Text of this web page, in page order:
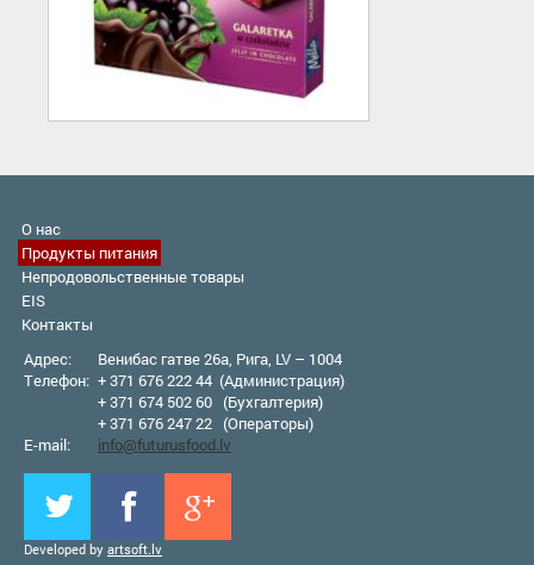
О нас
Продукты питания
Непродовольственные товары
EIS
Контакты
Адрес:
Венибас гатве 26а, Рига, LV – 1004
Телефон: + 371 676 222 44 (Администрация)
+ 371 674 502 60 (Бухгалтерия)
+ 371 676 247 22 (Операторы)
E-mail:
info@futurusfood.lv
Developed by artsoft.lv